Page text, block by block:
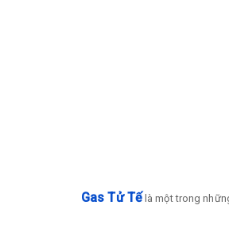
Gas Tử Tếlà một trong